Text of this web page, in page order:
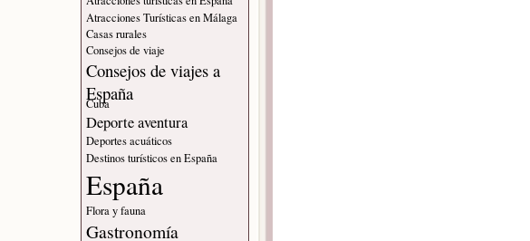
Atracciones Turísticas en Málaga
Casas rurales
Consejos de viaje
Consejos de viajes a
España
Cuba
Deporte aventura
Deportes acuáticos
Destinos turísticos en España
España
Flora y fauna
Gastronomía